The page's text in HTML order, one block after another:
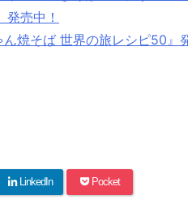
売中！
焼そば 世界の旅レシピ50』
LinkedIn Pocket